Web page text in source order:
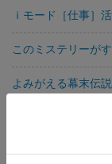
ｉモード［仕事］
このミステリーが
よみがえる幕末伝説
軍事シミュレーシ
ウィンドウズの“超